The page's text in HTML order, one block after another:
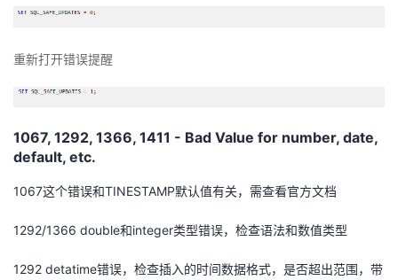
的
我
技
术
的
云
重新打开错误提醒
1067, 1292, 1366, 1411 - Bad Value for number, date,
default, etc.
1067这个错误和TINESTAMP默认值有关，需查看官方文档
1292/1366 double和integer类型错误，检查语法和数值类型
1292 detatime错误，检查插入的时间数据格式，是否超出范围，带